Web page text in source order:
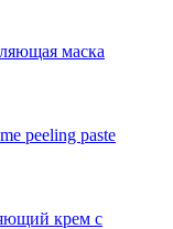
маска
peeling paste
крем с